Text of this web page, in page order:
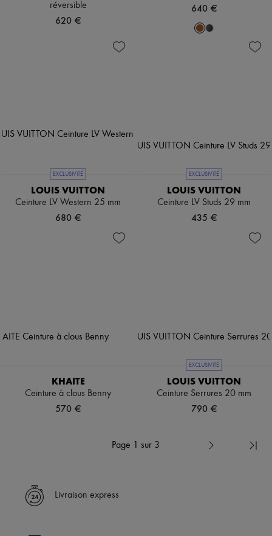
réversible
620 €
640 €
EXCLUSIVITÉ
LOUIS VUITTON
Ceinture LV Western 25 mm
680 €
EXCLUSIVITÉ
LOUIS VUITTON
Ceinture LV Studs 29 mm
435 €
KHAITE
Ceinture à clous Benny
570 €
EXCLUSIVITÉ
LOUIS VUITTON
Ceinture Serrures 20 mm
790 €
Page 1 sur 3
Livraison express